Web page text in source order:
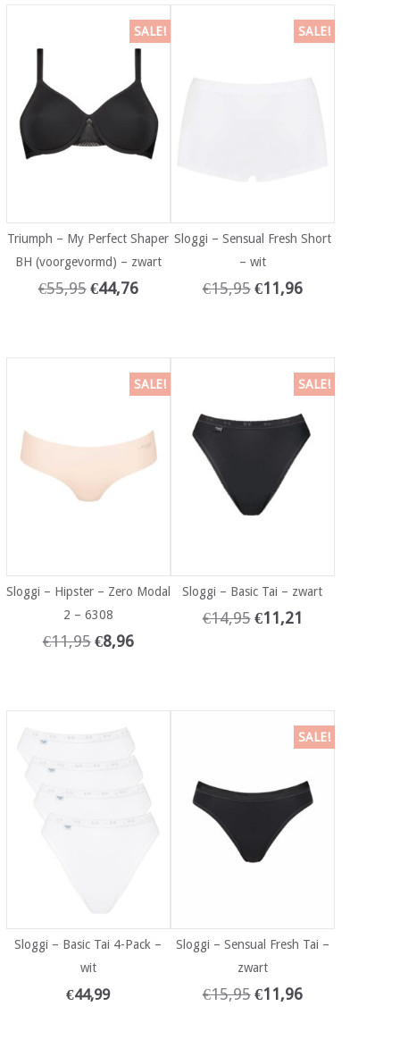
SALE!
Triumph – My Perfect Shaper
BH (voorgevormd) – zwart
€55,95 €44,76
SALE!
Sloggi – Sensual Fresh Short
– wit
€15,95 €11,96
SALE!
Sloggi – Hipster – Zero Modal
2 – 6308
€11,95 €8,96
SALE!
Sloggi – Basic Tai – zwart
€14,95 €11,21
Sloggi – Basic Tai 4-Pack –
wit
€44,99
SALE!
Sloggi – Sensual Fresh Tai –
zwart
€15,95 €11,96